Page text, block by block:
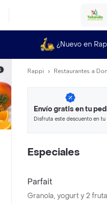
¿Nuevo en
Rappi Restaurantes a
Envío gratis en tu
Disfruta este descuento en
Especiales
Parfait
Granola, yogurt y 2